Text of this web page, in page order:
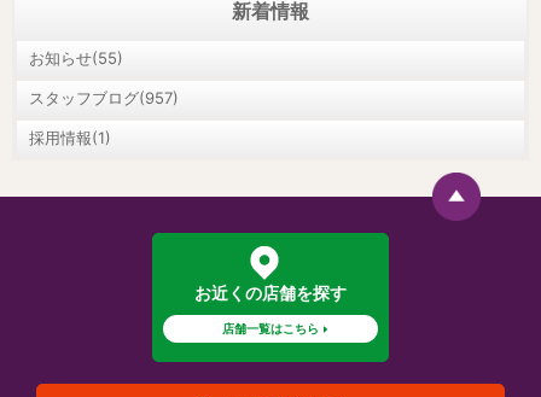
新着情報
お知らせ(55)
スタッフブログ(957)
採用情報(1)
お近くの店舗を探す
店舗一覧はこちら